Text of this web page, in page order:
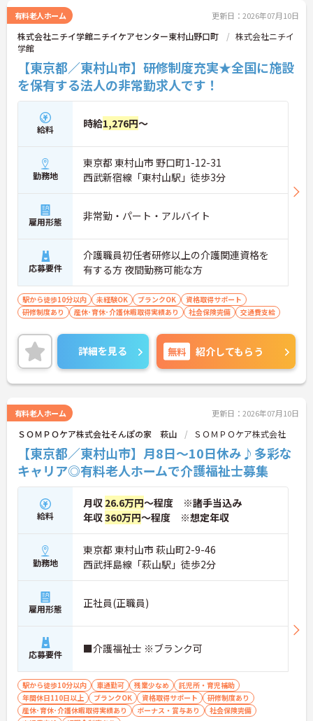
有料老人ホーム 更新日：2026年07月10日
株式会社ニチイ学館ニチイケアセンター東村山野口町
株式会社ニチイ
学館
【東京都／東村山市】研修制度充実★全国に施設
を保有する法人の非常勤求人です！
給料 時給1,276円～
勤務地
東京都 東村山市 野口町1-12-31
西武新宿線「東村山駅」徒歩3分
雇用形態 非常勤・パート・アルバイト
応募要件
介護職員初任者研修以上の介護関連資格を
有する方 夜間勤務可能な方
駅から徒歩10分以内 未経験OK ブランクOK
資格取得サポート
研修制度あり
産休･育休･介護休暇取得実績あり 社会保険完備 交通費支給
詳細を見る 無料 紹介してもらう
有料老人ホーム 更新日：2026年07月10日
ＳＯＭＰＯケア株式会社そんぽの家 萩山 ＳＯＭＰＯケア株式会社
【東京都／東村山市】月8日～10日休み♪多彩な
キャリア◎有料老人ホームで介護福祉士募集
給料
月収 26.6万円～程度 ※諸手当込み
年収360万円～程度 ※想定年収
勤務地
東京都 東村山市 萩山町2-9-46
西武拝島線「萩山駅」徒歩2分
雇用形態 正社員(正職員)
応募要件 ■介護福祉士 ※ブランク可
駅から徒歩10分以内 車通勤可 残業少なめ
託児所・育児補助
年間休日110日以上
ブランクOK 資格取得サポート
研修制度あり
産休･育休･介護休暇取得実績あり
ボーナス・賞与あり
社会保険完備